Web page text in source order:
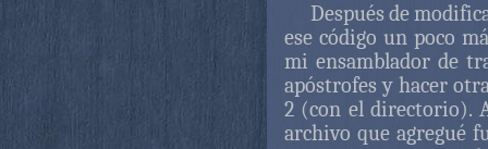
Después de
ese código un poco
mi ensamblador de
apóstrofes y hacer
2 (con el directorio).
archivo que agregué